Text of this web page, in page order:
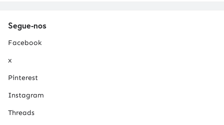
Segue-nos
Facebook
x
Pinterest
Instagram
Threads